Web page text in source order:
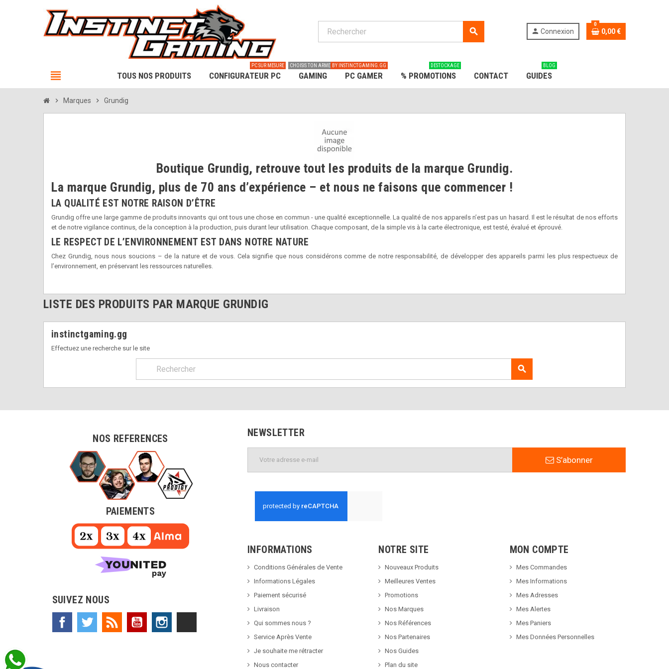
search person Connexion
0
0,00 €
view_headline TOUS NOS PRODUITS CONFIGURATEUR PC
PC SUR MESURE
GAMING
CHOISIS TON ARME
PC GAMER
BY INSTINCTGAMING.GG
% PROMOTIONS
DESTOCKAGE
CONTACT GUIDES
BLOG
chevron_right Marques chevron_right Grundig
Boutique Grundig, retrouve tout les produits de la marque Grundig.
La marque Grundig, plus de 70 ans d’expérience – et nous ne faisons que commencer !
LA QUALITÉ EST NOTRE RAISON D’ÊTRE
Grundig offre une large gamme de produits innovants qui ont tous une chose en commun - une qualité exceptionnelle. La qualité de nos appareils n’est pas un hasard. Il est le résultat de nos efforts
et de notre vigilance continus, de la conception à la production, puis durant leur utilisation. Chaque composant, de la simple vis à la carte électronique, est testé, évalué et éprouvé.
LE RESPECT DE L’ENVIRONNEMENT EST DANS NOTRE NATURE
Chez Grundig, nous nous soucions – de la nature et de vous. Cela signifie que nous considérons comme de notre responsabilité, de développer des appareils parmi les plus respectueux de
l’environnement, en préservant les ressources naturelles.
LISTE DES PRODUITS PAR MARQUE GRUNDIG
instinctgaming.gg
Effectuez une recherche sur le site
search
NOS REFERENCES
PAIEMENTS
SUIVEZ NOUS
Facebook Twitter Rss YouTube
NEWSLETTER
S’abonner
INFORMATIONS
Conditions Générales de Vente
Informations Légales
Paiement sécurisé
Livraison
Qui sommes nous ?
Service Après Vente
Je souhaite me rétracter
Nous contacter
NOTRE SITE
Nouveaux Produits
Meilleures Ventes
Promotions
Nos Marques
Nos Références
Nos Partenaires
Nos Guides
Plan du site
MON COMPTE
Mes Commandes
Mes Informations
Mes Adresses
Mes Alertes
Mes Paniers
Mes Données Personnelles